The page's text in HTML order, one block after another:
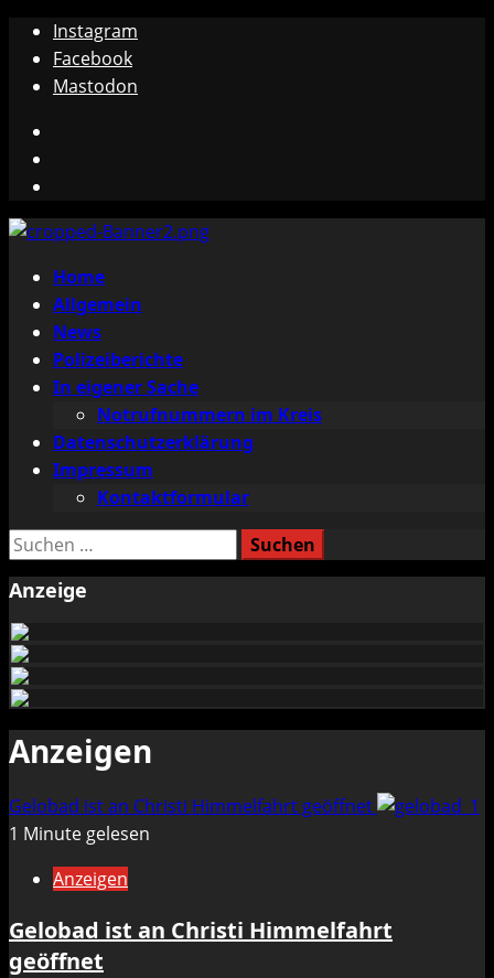
Zum
Inhalt
springen
Instagram
Facebook
Mastodon
Primäres
Menü
Home
Allgemein
News
Polizeiberichte
In eigener Sache
Notrufnummern im Kreis
Datenschutzerklärung
Impressum
Kontaktformular
Suchen
Anzeige
Anzeigen
Gelobad ist an Christi Himmelfahrt geöffnet
1 Minute gelesen
Anzeigen
Gelobad ist an Christi Himmelfahrt
geöffnet